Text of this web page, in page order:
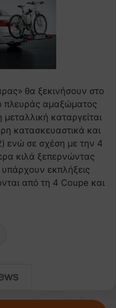
θα ξεκινήσουν στο
πλευράς αμαξώματος
καταργείται
κατασκευαστικά και
ενώ σε σχέση με την 4
κιλά ξεπερνώντας
εκπλήξεις
από τη 4 Coupe και